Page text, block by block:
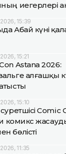
иегерлері
15:39
Абай күні
15:21
Astana 2026:
алғашқы
15:10
Comic
комикс
бөлісті
11:35